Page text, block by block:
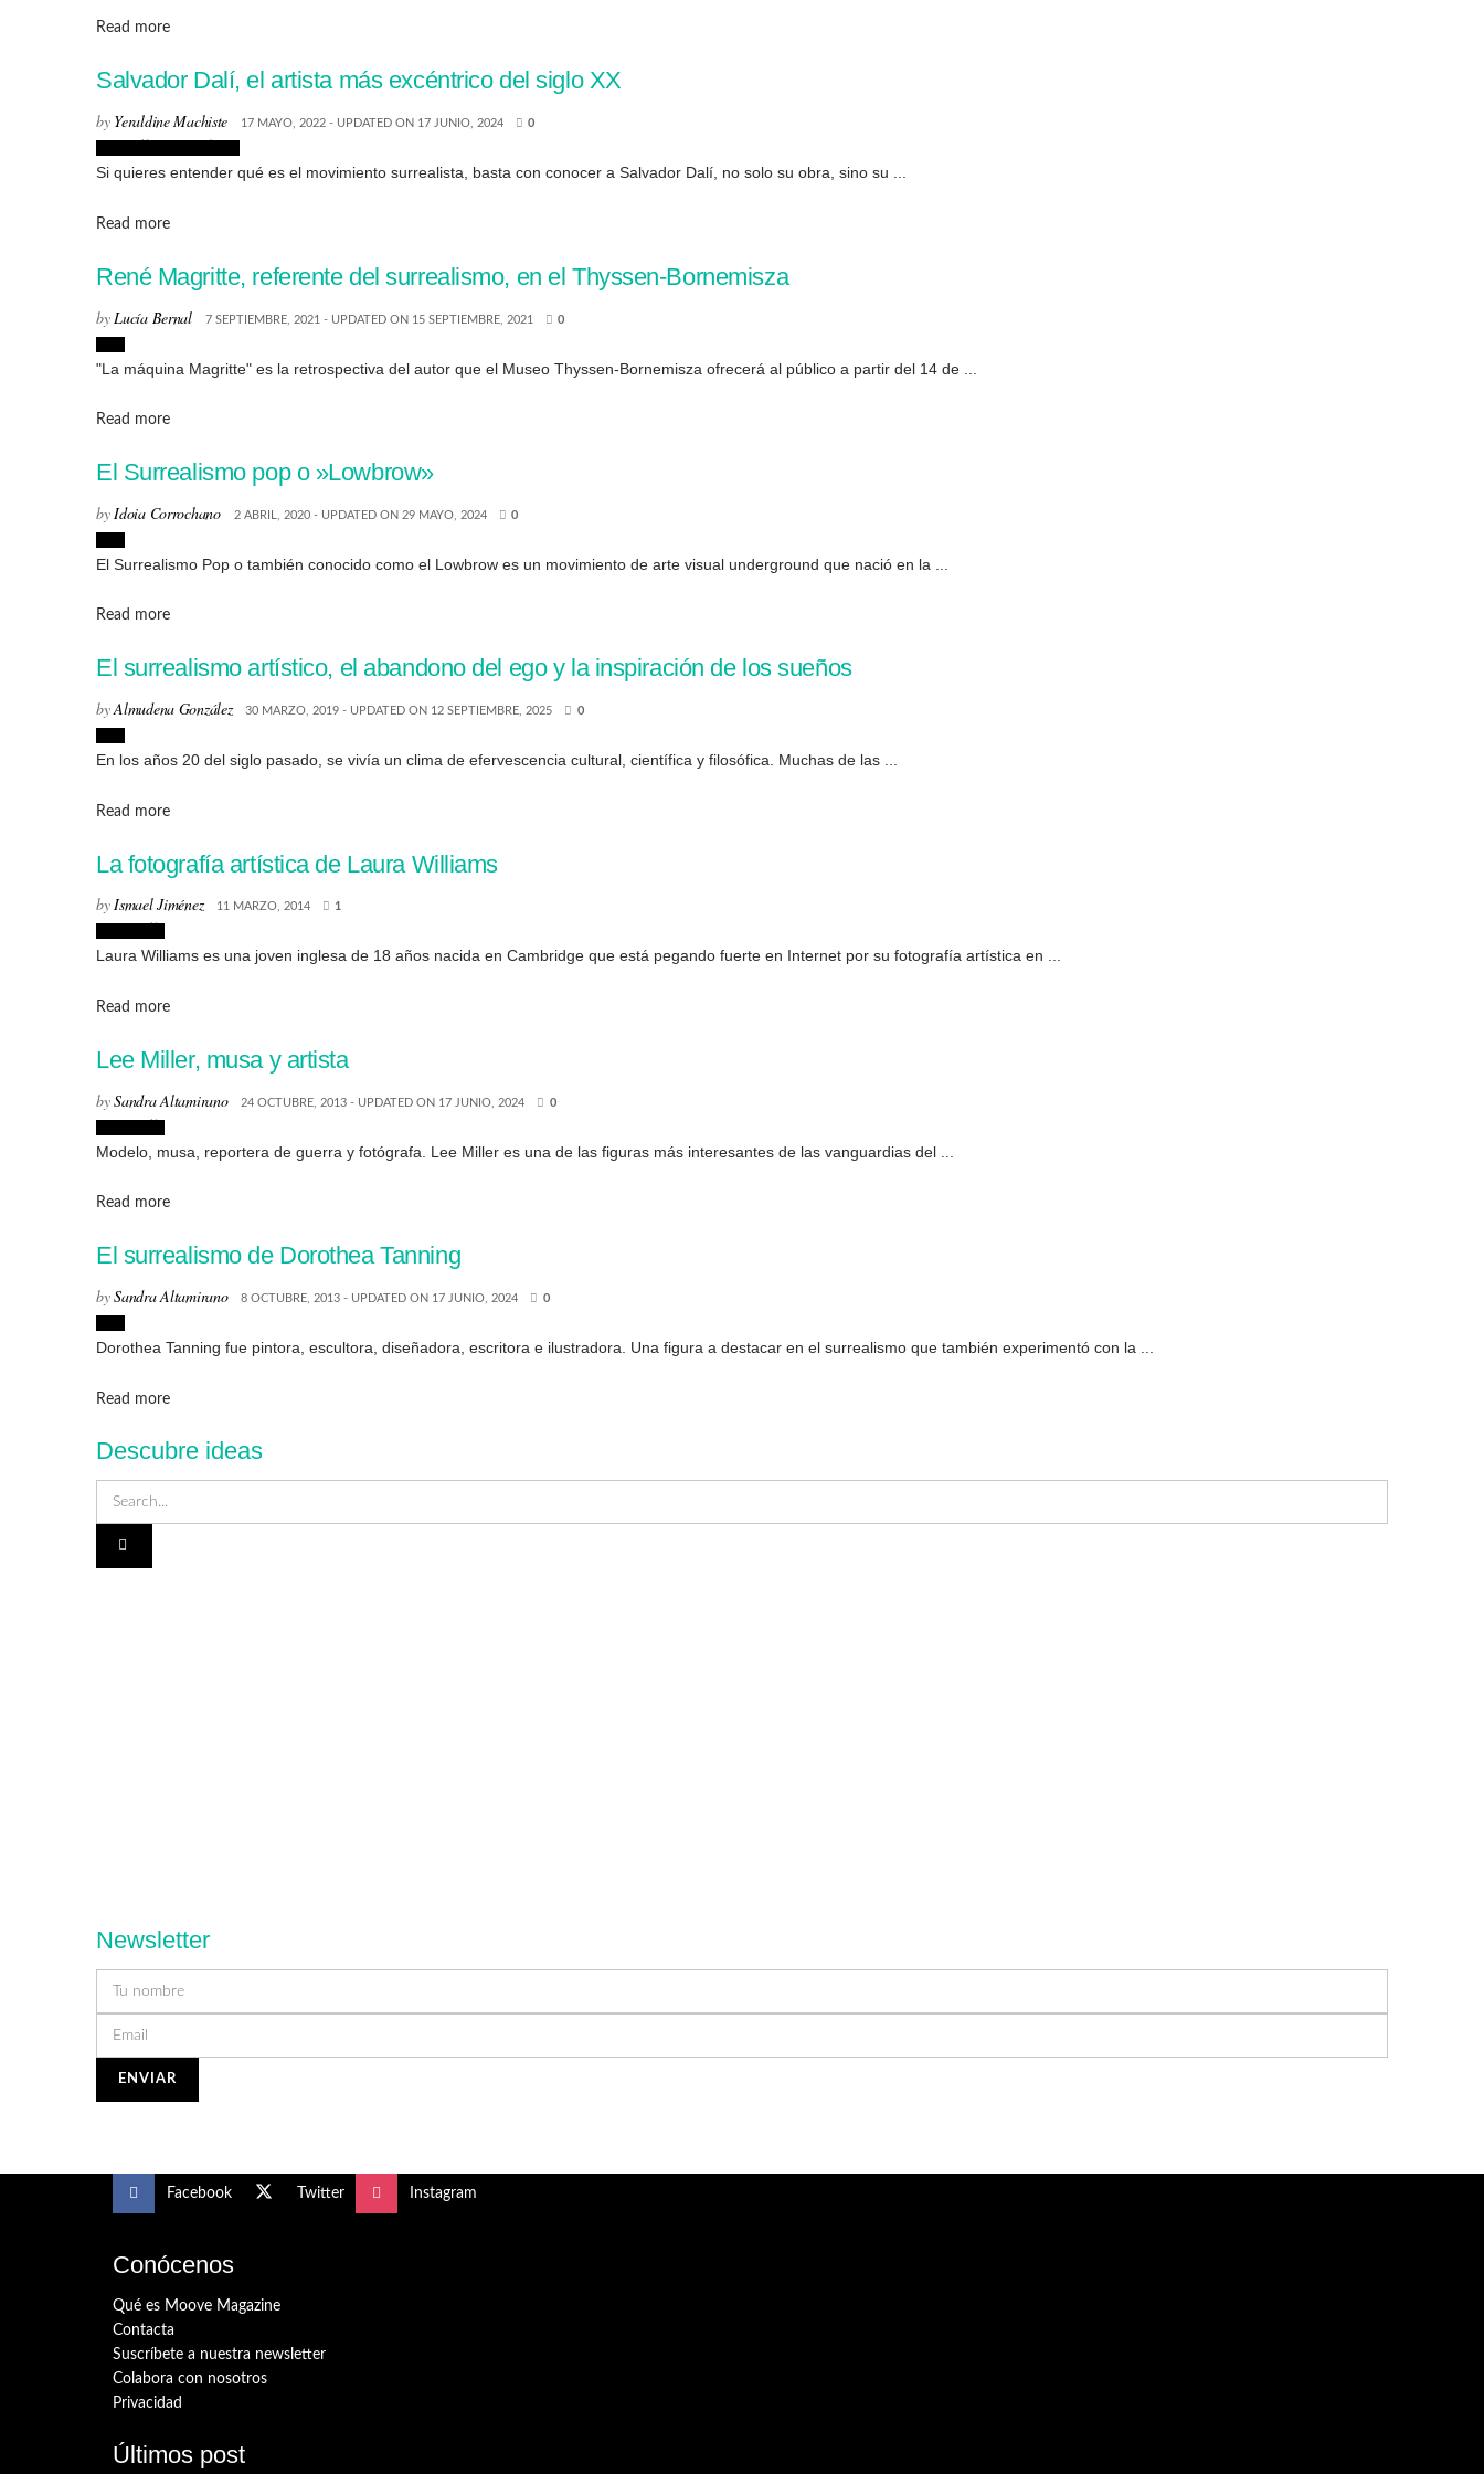
Read moreDetails
Salvador Dalí, el artista más excéntrico del siglo XX
by Yeraldine Machiste 17 MAYO, 2022 - UPDATED ON 17 JUNIO, 2024 0
Si quieres entender qué es el movimiento surrealista, basta con conocer a Salvador Dalí, no solo su obra, sino su ...
Read moreDetails
René Magritte, referente del surrealismo, en el Thyssen-Bornemisza
by Lucía Bernal 7 SEPTIEMBRE, 2021 - UPDATED ON 15 SEPTIEMBRE, 2021 0
"La máquina Magritte" es la retrospectiva del autor que el Museo Thyssen-Bornemisza ofrecerá al público a partir del 14 de ...
Read moreDetails
El Surrealismo pop o »Lowbrow»
byIdoia Corrochano 2 ABRIL, 2020 - UPDATED ON 29 MAYO, 2024 0
El Surrealismo Pop o también conocido como el Lowbrow es un movimiento de arte visual underground que nació en la ...
Read moreDetails
El surrealismo artístico, el abandono del ego y la inspiración de los sueños
byAlmudena González 30 MARZO, 2019 - UPDATED ON 12 SEPTIEMBRE, 2025 0
En los años 20 del siglo pasado, se vivía un clima de efervescencia cultural, científica y filosófica. Muchas de las ...
Read moreDetails
La fotografía artística de Laura Williams
byIsmael Jiménez 11 MARZO, 2014 1
Laura Williams es una joven inglesa de 18 años nacida en Cambridge que está pegando fuerte en Internet por su fotografía artística en ...
Read moreDetails
Lee Miller, musa y artista
bySandra Altamirano 24 OCTUBRE, 2013 - UPDATED ON 17 JUNIO, 2024 0
Modelo, musa, reportera de guerra y fotógrafa. Lee Miller es una de las figuras más interesantes de las vanguardias del ...
Read moreDetails
El surrealismo de Dorothea Tanning
bySandra Altamirano 8 OCTUBRE, 2013 - UPDATED ON 17 JUNIO, 2024 0
Dorothea Tanning fue pintora, escultora, diseñadora, escritora e ilustradora. Una figura a destacar en el surrealismo que también experimentó con la ...
Read moreDetails
Descubre ideas
Newsletter
Facebook Twitter Instagram
Conócenos
Qué es Moove Magazine
Contacta
Suscríbete a nuestra newsletter
Colabora con nosotros
Privacidad
Últimos post